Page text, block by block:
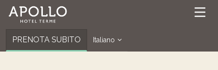
PRENOTA SUBITO Italiano